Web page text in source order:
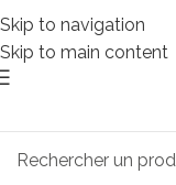
Skip to navigation
Skip to main content